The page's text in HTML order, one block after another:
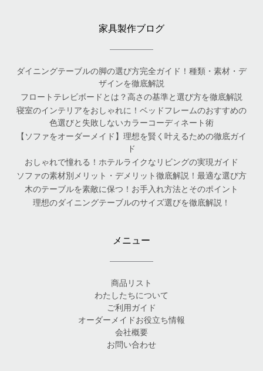
家具製作ブログ
ダイニングテーブルの脚の選び方完全ガイド！種類・素材・デ
ザインを徹底解説
フロートテレビボードとは？高さの基準と選び方を徹底解説
寝室のインテリアをおしゃれに！ベッドフレームのおすすめの
色選びと失敗しないカラーコーディネート術
【ソファをオーダーメイド】理想を賢く叶えるための徹底ガイ
ド
おしゃれで憧れる！ホテルライクなリビングの実現ガイド
ソファの素材別メリット・デメリット徹底解説！最適な選び方
木のテーブルを素敵に保つ！お手入れ方法とそのポイント
理想のダイニングテーブルのサイズ選びを徹底解説！
メニュー
商品リスト
わたしたちについて
ご利用ガイド
オーダーメイドお役立ち情報
会社概要
お問い合わせ